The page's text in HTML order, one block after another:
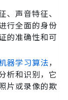
、声音特征、
行全面的身份
的准确性和可
器学习算法，
析和识别，它
片或录像的欺